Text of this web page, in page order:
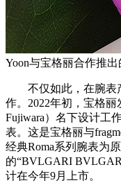
Yoon与宝格丽合作推
不仅如此，在腕表
作。2022年初，宝格
Fujiwara）名下设计工
表。这是宝格丽与
经典Roma系列腕表为
的“BVLGARI
计在今年9月上市。